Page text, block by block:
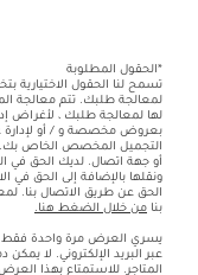
*الحقول المطلوبة
تسمح لنا الحقول الاختيارية
لمعالجة طلبك. تتم معالجة
لها لمعالجة طلبك ، لأغراض
بعروض مخصصة و / أو لإدارة
التجميل المخصص الخاص بك.
أو جهة اتصال. لديك الحق في
ونقلها بالإضافة إلى الحق في
الحق عن طريق الاتصال بنا.
بنا من خلال الضغط هنا.
يسري العرض مرة واحدة فقط
عبر البريد الإلكتروني. لا
المتاجر. للاستمتاع بهذا